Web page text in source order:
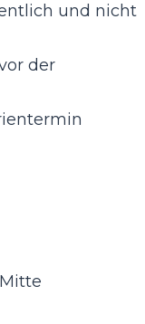
und nicht
der